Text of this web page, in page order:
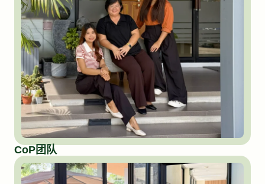
CoP团队